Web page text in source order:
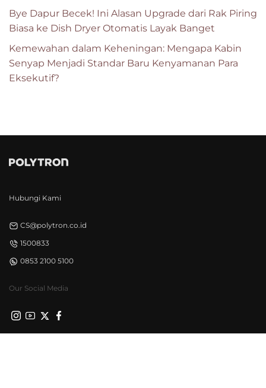
Bye Dapur Becek! Ini Alasan Upgrade dari Rak Piring
Biasa ke Dish Dryer Otomatis Layak Banget
Kemewahan dalam Keheningan: Mengapa Kabin
Senyap Menjadi Standar Baru Kenyamanan Para
Eksekutif?
Hubungi Kami
CS@polytron.co.id
1500833
0853 2100 5100
Our Social Media